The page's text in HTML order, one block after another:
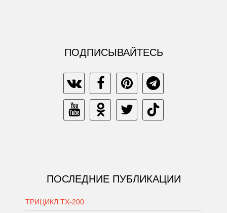
ПОДПИСЫВАЙТЕСЬ
ПОСЛЕДНИЕ ПУБЛИКАЦИИ
ТРИЦИКЛ ТХ-200